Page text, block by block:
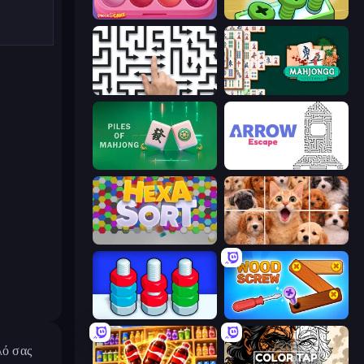
σας
Piece of Cake: Merge and Bake Screw Out: Bolts and Nuts
Arrow Escape: Puzzle Mahjongg Solitaire
Piles of Mahjong Arrow Escape
Jigpic Solitaire
Wood Screw: Bolts Puzzle